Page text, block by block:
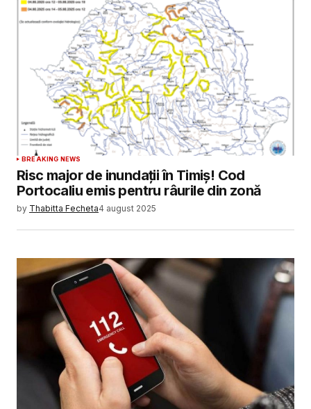
BREAKING NEWS
Risc major de inundații în Timiș! Cod
Portocaliu emis pentru râurile din zonă
by Thabitta Fecheta4 august 2025